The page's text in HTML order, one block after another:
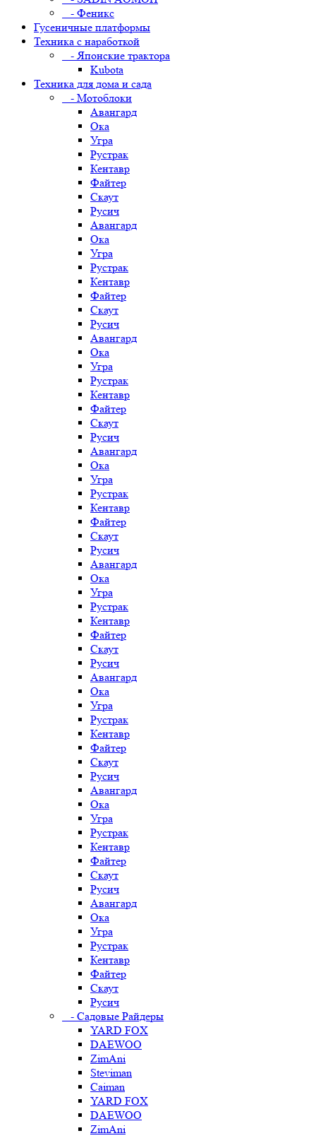
- Феникс
Гусеничные платформы
Техника с наработкой
- Японские трактора
Kubota
Техника для дома и сада
- Мотоблоки
Авангард
Ока
Угра
Рустрак
Кентавр
Файтер
Скаут
Русич
Авангард
Ока
Угра
Рустрак
Кентавр
Файтер
Скаут
Русич
Авангард
Ока
Угра
Рустрак
Кентавр
Файтер
Скаут
Русич
Авангард
Ока
Угра
Рустрак
Кентавр
Файтер
Скаут
Русич
Авангард
Ока
Угра
Рустрак
Кентавр
Файтер
Скаут
Русич
Авангард
Ока
Угра
Рустрак
Кентавр
Файтер
Скаут
Русич
Авангард
Ока
Угра
Рустрак
Кентавр
Файтер
Скаут
Русич
Авангард
Ока
Угра
Рустрак
Кентавр
Файтер
Скаут
Русич
- Садовые Райдеры
YARD FOX
DAEWOO
ZimAni
Steviman
Caiman
YARD FOX
DAEWOO
ZimAni